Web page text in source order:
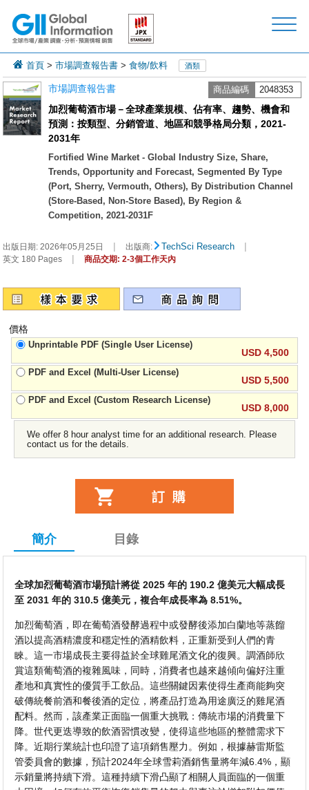
首頁 >市場調查報告書 >食物/飲料 酒類
市場調查報告書 商品編碼 2048353
加烈葡萄酒市場－全球產業規模、佔有率、趨勢、機會和
預測：按類型、分銷管道、地區和競爭格局分類，2021-
2031年
Fortified Wine Market - Global Industry Size, Share,
Trends, Opportunity and Forecast, Segmented By Type
(Port, Sherry, Vermouth, Others), By Distribution Channel
(Store-Based, Non-Store Based), By Region &
Competition, 2021-2031F
出版日期:2026年05月25日 | 出版商: TechSci Research |
英文 180 Pages | 商品交期: 2-3個工作天內
價格
Unprintable PDF (Single User License)
USD 4,500
PDF and Excel (Multi-User License)
USD 5,500
PDF and Excel (Custom Research License)
USD 8,000
We offer 8 hour analyst time for an additional research. Please
contact us for the details.
簡介 目錄
全球加烈葡萄酒市場預計將從 2025 年的 190.2 億美元大幅成長
至 2031 年的 310.5 億美元，複合年成長率為 8.51%。
加烈葡萄酒，即在葡萄酒發酵過程中或發酵後添加白蘭地等蒸餾
酒以提高酒精濃度和穩定性的酒精飲料，正重新受到人們的青
睞。這一市場成長主要得益於全球雞尾酒文化的復興。調酒師欣
賞這類葡萄酒的複雜風味，同時，消費者也越來越傾向偏好注重
產地和真實性的優質手工飲品。這些關鍵因素使得生產商能夠突
破傳統餐前酒和餐後酒的定位，將產品打造為用途廣泛的雞尾酒
配料。然而，該產業正面臨一個重大挑戰：傳統市場的消費量下
降。世代更迭導致的飲酒習慣改變，使得這些地區的整體需求下
降。近期行業統計也印證了這項銷售壓力。例如，根據赫雷斯監
管委員會的數據，預計2024年全球雪莉​​酒銷售量將年減6.4%，顯
示銷量將持續下滑。這種持續下滑凸顯了相關人員面臨的一個重